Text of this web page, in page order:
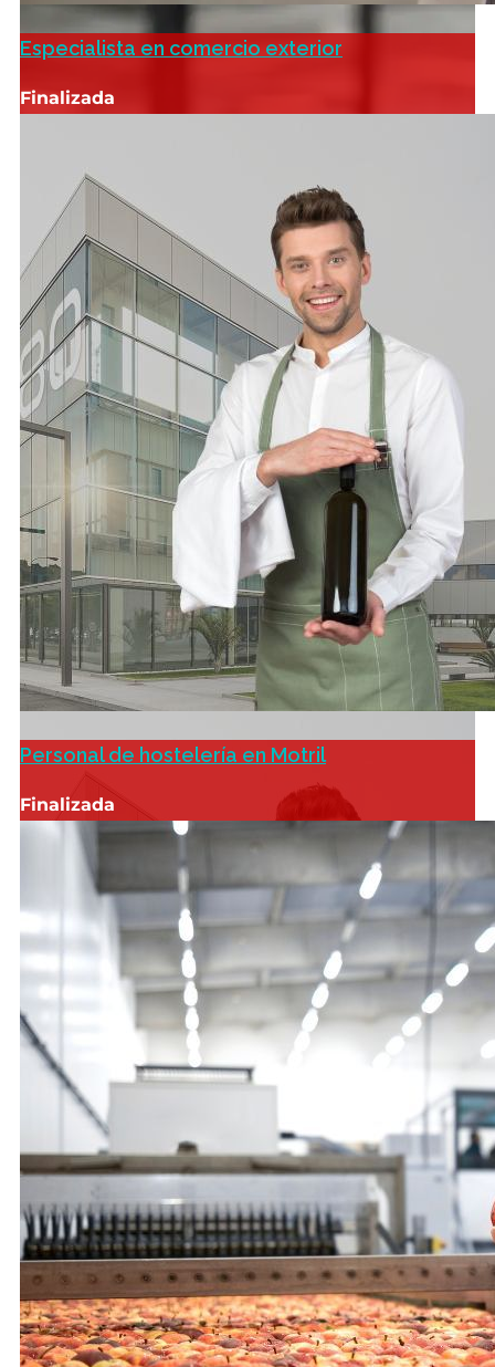
Especialista en comercio exterior
Finalizada
Personal de hostelería en Motril
Finalizada